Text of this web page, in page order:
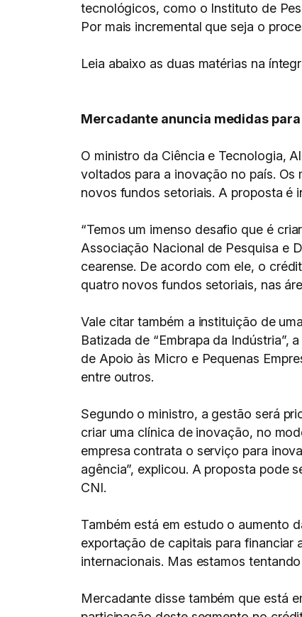
tecnológicos, como o Instituto de
Por mais incremental que seja o
Leia abaixo as duas matérias na
Mercadante anuncia medidas
O ministro da Ciência e Tecnologia,
voltados para a inovação no país.
novos fundos setoriais. A proposta é
“Temos um imenso desafio que é
Associação Nacional de Pesquisa e
cearense. De acordo com ele, o
quatro novos fundos setoriais, nas
Vale citar também a instituição de
Batizada de “Embrapa da
de Apoio às Micro e Pequenas
entre outros.
Segundo o ministro, a gestão será
criar uma clínica de inovação, no
empresa contrata o serviço para
agência”, explicou. A proposta pode
CNI.
Também está em estudo o aumento
exportação de capitais para financiar
internacionais. Mas estamos
Mercadante disse também que está